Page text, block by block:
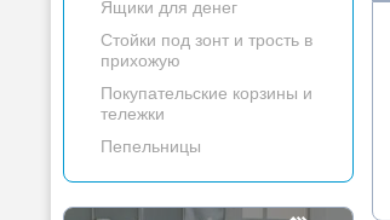
Ящики для денег
Стойки под зонт и трость в
прихожую
Покупательские корзины и
тележки
Пепельницы